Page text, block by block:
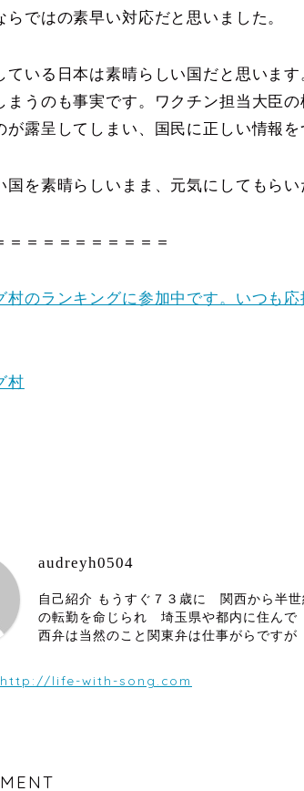
らではの素早い対応だと思いました。
ている日本は素晴らしい国だと思いま
まうのも事実です。ワクチン担当大臣
が露呈してしまい、国民に正しい情報を
を素晴らしいまま、元気にしてもらい
＝＝＝＝＝＝＝＝＝＝
村のランキングに参加中です。いつも
村
audreyh0504
自己紹介 もうすぐ７３歳に 関西から半
の転勤を命じられ 埼玉県や都内に住ん
西弁は当然のこと関東弁は仕事がらです
http://life-with-song.com